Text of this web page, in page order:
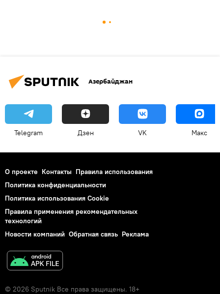
Азербайджан
Telegram Дзен VK Макс
О проекте Контакты Правила использования
Политика конфиденциальности
Политика использования Cookie
Правила применения рекомендательных
технологий
Новости компаний Обратная связь Реклама
© 2026 Sputnik Все права защищены. 18+